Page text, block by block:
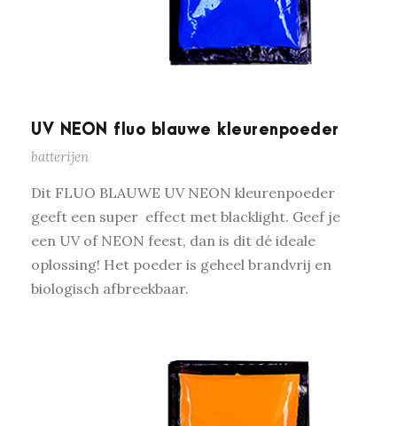
UV NEON fluo blauwe kleurenpoeder
batterijen
Dit FLUO BLAUWE UV NEON kleurenpoeder
geeft een super effect met blacklight. Geef je
een UV of NEON feest, dan is dit dé ideale
oplossing! Het poeder is geheel brandvrij en
biologisch afbreekbaar.